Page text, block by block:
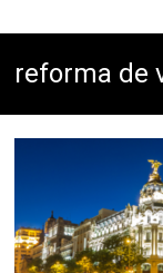
reforma de